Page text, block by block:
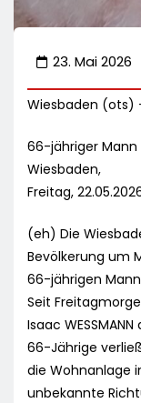
23. Mai 2026
Wiesbaden (ots)
66-jähriger Mann
Wiesbaden,
Freitag,
(eh) Die
Bevölkerung um
66-jährigen
Seit
Isaac
66-Jährige
die Wohnanlage
unbekannte